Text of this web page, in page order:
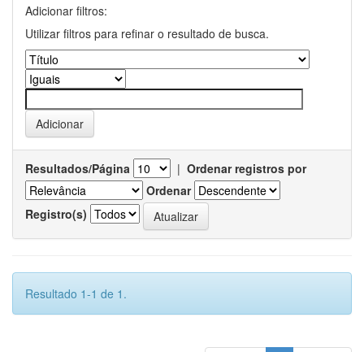
Adicionar filtros:
Utilizar filtros para refinar o resultado de busca.
Resultados/Página | Ordenar registros por
Ordenar
Registro(s)
Resultado 1-1 de 1.